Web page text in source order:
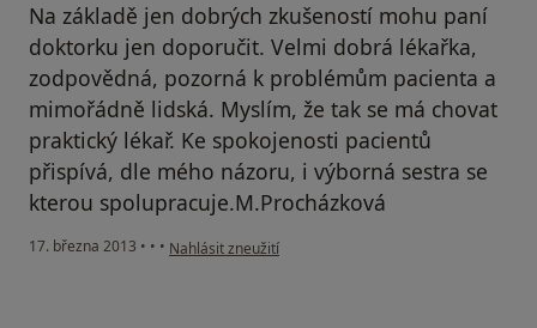
Na základě jen dobrých zkušeností mohu paní
doktorku jen doporučit. Velmi dobrá lékařka,
zodpovědná, pozorná k problémům pacienta a
mimořádně lidská. Myslím, že tak se má chovat
praktický lékař. Ke spokojenosti pacientů
přispívá, dle mého názoru, i výborná sestra se
kterou spolupracuje.M.Procházková
17. března 2013 • • • podle názoru uživatele Váš účet byl odstraněn
Nahlásit zneužití